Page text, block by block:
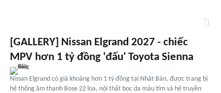
[GALLERY] Nissan Elgrand 2027 - chiếc
MPV hơn 1 tỷ đồng 'đấu' Toyota Sienna
Nissan Elgrand có giá khoảng hơn 1 tỷ đồng tại Nhật Bản, được trang bị
hệ thống âm thanh Bose 22 loa, nội thất bọc da màu tím và hệ truyền